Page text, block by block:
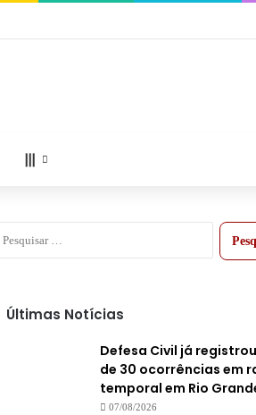
|||
Pesquisar
Últimas Notícias
Defesa Civil já
de 30 ocorrências em
temporal em Rio
07/08/2026